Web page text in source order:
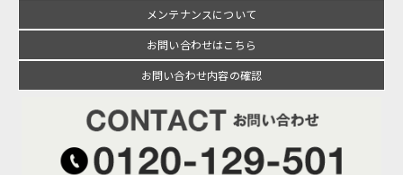
メンテナンスについて
お問い合わせはこちら
お問い合わせ内容の確認